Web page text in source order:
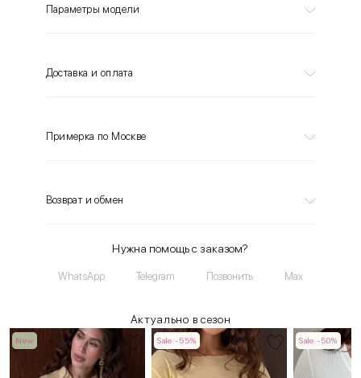
Параметры модели
Доставка и оплата
Примерка по Москве
Возврат и обмен
Нужна помощь с заказом?
WhatsApp Telegram Позвонить Max
Актуально в сезон
New Sale -55% Sale -50%